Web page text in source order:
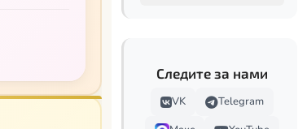
Следите за нами
VK
Telegram